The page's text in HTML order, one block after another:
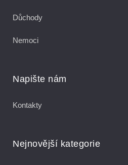
Důchody
Nemoci
Napište nám
Kontakty
Nejnovější kategorie